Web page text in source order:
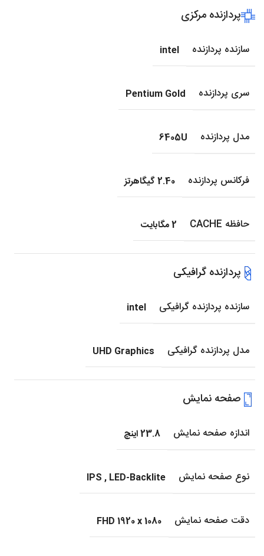
پردازنده مرکزی
سازنده پردازنده intel
سری پردازنده Pentium Gold
مدل پردازنده 6405U
فرکانس پردازنده 2.40 گیگاهرتز
حافظه CACHE 2 مگابایت
پردازنده گرافیکی
سازنده پردازنده گرافیکی intel
مدل پردازنده گرافیکی UHD Graphics
صفحه نمایش
اندازه صفحه نمایش 23.8 اینچ
نوع صفحه نمایش IPS , LED-Backlite
دقت صفحه نمایش FHD 1920 x 1080